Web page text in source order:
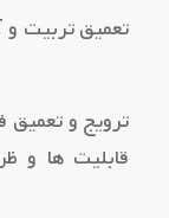
قابلیت ها و